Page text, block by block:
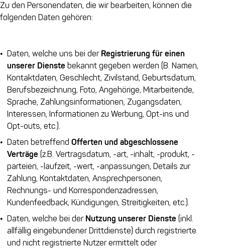
Zu den Personendaten, die wir bearbeiten, können die
folgenden Daten gehören:
Daten, welche uns bei der Registrierung für einen
unserer Dienste bekannt gegeben werden (B. Namen,
Kontaktdaten, Geschlecht, Zivilstand, Geburtsdatum,
Berufsbezeichnung, Foto, Angehörige, Mitarbeitende,
Sprache, Zahlungsinformationen, Zugangsdaten,
Interessen, Informationen zu Werbung, Opt-ins und
Opt-outs, etc.).
Daten betreffend Offerten und abgeschlossene
Verträge (z.B. Vertragsdatum, -art, -inhalt, -produkt, -
parteien, -laufzeit, -wert, -anpassungen, Details zur
Zahlung, Kontaktdaten, Ansprechpersonen,
Rechnungs- und Korrespondenzadressen,
Kundenfeedback, Kündigungen, Streitigkeiten, etc.).
Daten, welche bei der Nutzung unserer Dienste (inkl.
allfällig eingebundener Drittdienste) durch registrierte
und nicht registrierte Nutzer ermittelt oder